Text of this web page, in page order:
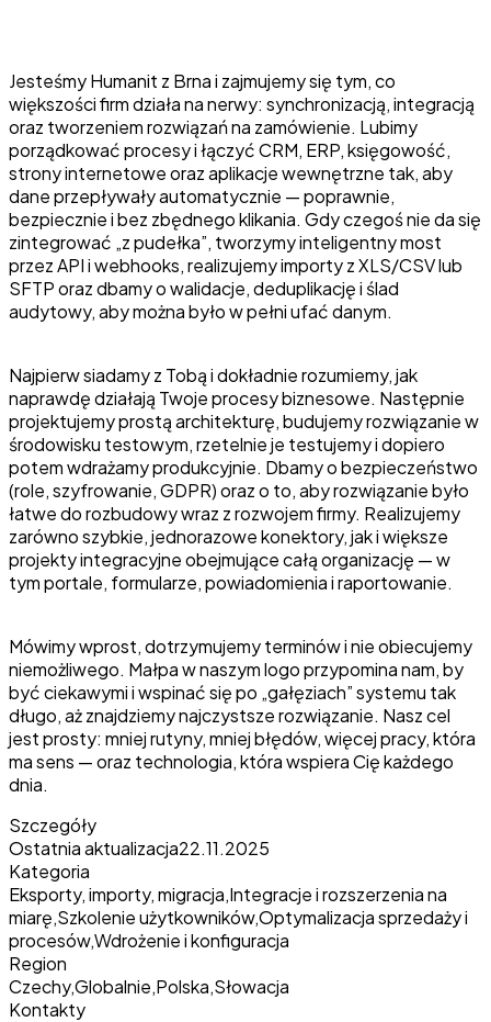
Jesteśmy Humanit z Brna i zajmujemy się tym, co
większości firm działa na nerwy: synchronizacją, integracją
oraz tworzeniem rozwiązań na zamówienie. Lubimy
porządkować procesy i łączyć CRM, ERP, księgowość,
strony internetowe oraz aplikacje wewnętrzne tak, aby
dane przepływały automatycznie — poprawnie,
bezpiecznie i bez zbędnego klikania. Gdy czegoś nie da się
zintegrować „z pudełka”, tworzymy inteligentny most
przez API i webhooks, realizujemy importy z XLS/CSV lub
SFTP oraz dbamy o walidacje, deduplikację i ślad
audytowy, aby można było w pełni ufać danym.
Najpierw siadamy z Tobą i dokładnie rozumiemy, jak
naprawdę działają Twoje procesy biznesowe. Następnie
projektujemy prostą architekturę, budujemy rozwiązanie w
środowisku testowym, rzetelnie je testujemy i dopiero
potem wdrażamy produkcyjnie. Dbamy o bezpieczeństwo
(role, szyfrowanie, GDPR) oraz o to, aby rozwiązanie było
łatwe do rozbudowy wraz z rozwojem firmy. Realizujemy
zarówno szybkie, jednorazowe konektory, jak i większe
projekty integracyjne obejmujące całą organizację — w
tym portale, formularze, powiadomienia i raportowanie.
Mówimy wprost, dotrzymujemy terminów i nie obiecujemy
niemożliwego. Małpa w naszym logo przypomina nam, by
być ciekawymi i wspinać się po „gałęziach” systemu tak
długo, aż znajdziemy najczystsze rozwiązanie. Nasz cel
jest prosty: mniej rutyny, mniej błędów, więcej pracy, która
ma sens — oraz technologia, która wspiera Cię każdego
dnia.
Szczegóły
Ostatnia aktualizacja22.11.2025
Kategoria
Eksporty, importy, migracja,Integracje i rozszerzenia na
miarę,Szkolenie użytkowników,Optymalizacja sprzedaży i
procesów,Wdrożenie i konfiguracja
Region
Czechy,Globalnie,Polska,Słowacja
Kontakty